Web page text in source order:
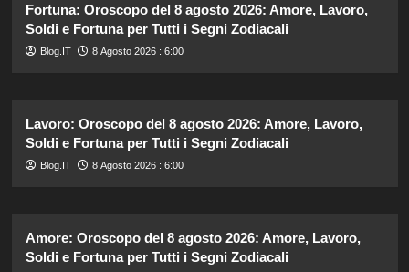
Fortuna: Oroscopo del 8 agosto 2026: Amore, Lavoro,
Soldi e Fortuna per Tutti i Segni Zodiacali
Blog.IT 8 Agosto 2026 : 6:00
Lavoro: Oroscopo del 8 agosto 2026: Amore, Lavoro,
Soldi e Fortuna per Tutti i Segni Zodiacali
Blog.IT 8 Agosto 2026 : 6:00
Amore: Oroscopo del 8 agosto 2026: Amore, Lavoro,
Soldi e Fortuna per Tutti i Segni Zodiacali